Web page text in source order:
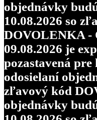
objednávky
10.08.2026 so
DOVOLENKA -
09.08.2026 je
pozastavená
odosielaní
zľavový kód
objednávky